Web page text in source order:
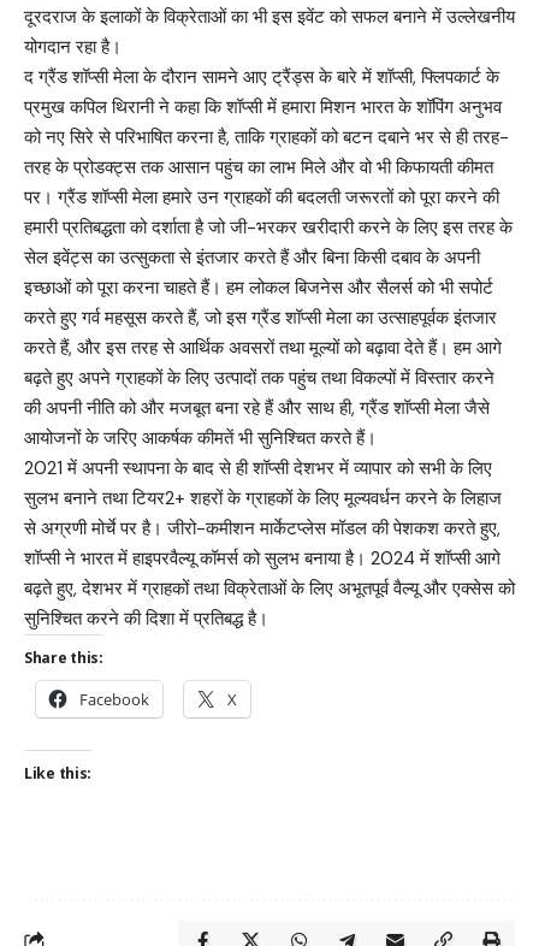
दूरदराज के इलाकों के विक्रेताओं का भी इस इवेंट को सफल बनाने में उल्लेखनीय
योगदान रहा है।
द ग्रैंड शॉप्सी मेला के दौरान सामने आए ट्रैंड्स के बारे में शॉप्सी, फ्लिपकार्ट के
प्रमुख कपिल थिरानी ने कहा कि शॉप्सी में हमारा मिशन भारत के शॉपिंग अनुभव
को नए सिरे से परिभाषित करना है, ताकि ग्राहकों को बटन दबाने भर से ही तरह-
तरह के प्रोडक्ट्स तक आसान पहुंच का लाभ मिले और वो भी किफायती कीमत
पर। ग्रैंड शॉप्सी मेला हमारे उन ग्राहकों की बदलती जरूरतों को पूरा करने की
हमारी प्रतिबद्धता को दर्शाता है जो जी-भरकर खरीदारी करने के लिए इस तरह के
सेल इवेंट्स का उत्सुकता से इंतजार करते हैं और बिना किसी दबाव के अपनी
इच्छाओं को पूरा करना चाहते हैं। हम लोकल बिजनेस और सैलर्स को भी सपोर्ट
करते हुए गर्व महसूस करते हैं, जो इस ग्रैंड शॉप्सी मेला का उत्साहपूर्वक इंतजार
करते हैं, और इस तरह से आर्थिक अवसरों तथा मूल्यों को बढ़ावा देते हैं। हम आगे
बढ़ते हुए अपने ग्राहकों के लिए उत्पादों तक पहुंच तथा विकल्पों में विस्तार करने
की अपनी नीति को और मजबूत बना रहे हैं और साथ ही, ग्रैंड शॉप्सी मेला जैसे
आयोजनों के जरिए आकर्षक कीमतें भी सुनिश्चित करते हैं।
2021 में अपनी स्थापना के बाद से ही शॉप्सी देशभर में व्यापार को सभी के लिए
सुलभ बनाने तथा टियर2+ शहरों के ग्राहकों के लिए मूल्यवर्धन करने के लिहाज
से अग्रणी मोर्चे पर है। जीरो-कमीशन मार्केटप्लेस मॉडल की पेशकश करते हुए,
शॉप्सी ने भारत में हाइपरवैल्यू कॉमर्स को सुलभ बनाया है। 2024 में शॉप्सी आगे
बढ़ते हुए, देशभर में ग्राहकों तथा विक्रेताओं के लिए अभूतपूर्व वैल्यू और एक्सेस को
सुनिश्चित करने की दिशा में प्रतिबद्ध है।
Share this:
Facebook X
Like this: